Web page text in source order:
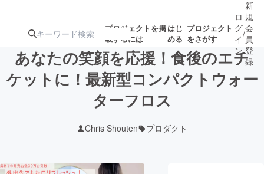
プロジェクトを掲
載するには
はじ
める
プロジェクト
をさがす
注目の新着プロ 募集終了が近いプ
ロ
グ
イ
ン
/
新
規
会
員
登
録
あなたの笑顔を応援！食後のエチ
ケットに！最新型コンパクトウォー
ターフロス
Chris Shouten プロダクト